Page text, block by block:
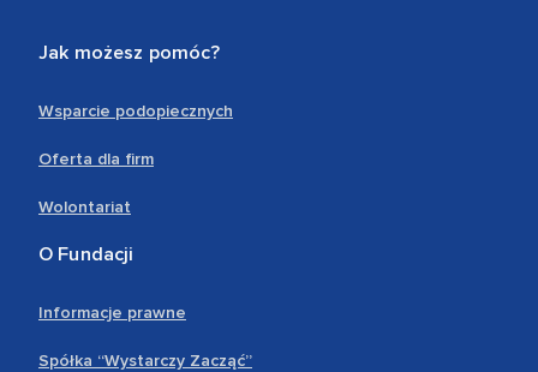
Jak możesz pomóc?
Wsparcie podopiecznych
Oferta dla firm
Wolontariat
O Fundacji
Informacje prawne
Spółka “Wystarczy Zacząć”